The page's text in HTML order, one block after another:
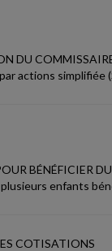
DU
actions simplifiée
BÉNÉFICIER
enfants
COTISATIONS